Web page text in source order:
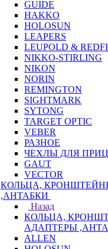
GUIDE
HAKKO
HOLOSUN
LEAPERS
LEUPOLD &
NIKKO-STIRLING
NIKON
NORIN
REMINGTON
SIGHTMARK
SYTONG
TARGET OPTIC
VEBER
РАЗНОЕ
ЧЕХЛЫ ДЛЯ
GAUT
VECTOR
КОЛЬЦА,
,АНТАБКИ
Назад
КОЛЬЦА,
АДАПТЕРЫ
ALLEN